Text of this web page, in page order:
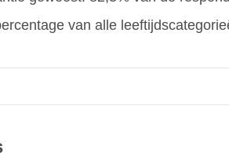
van alle